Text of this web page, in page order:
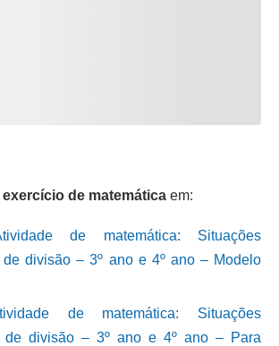
exercício de matemática em:
de matemática: Situações
de divisão – 3º ano e 4º ano – Modelo
de matemática: Situações
de divisão – 3º ano e 4º ano – Para